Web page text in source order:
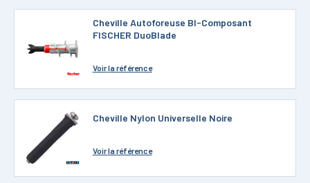
Cheville Autoforeuse BI-Composant
FISCHER DuoBlade
Voirla référence
Cheville Nylon Universelle Noire
Voirla référence